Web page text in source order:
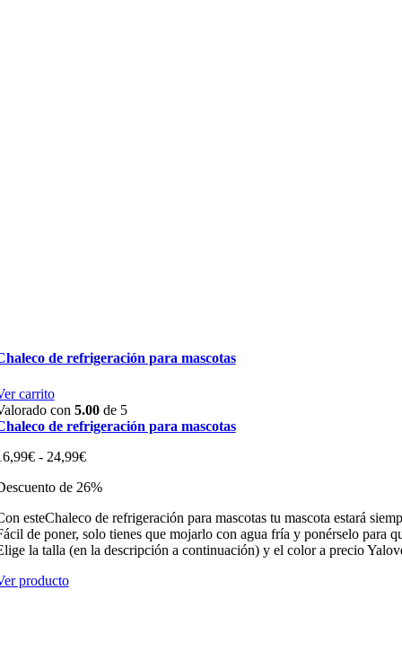
de refrigeración para mascotas
carrito
con 5.00de 5
de refrigeración para mascotas
€ - 24,99€Rango
precios:
16,99€
hasta
24,99€
de 26%
esteChaleco de refrigeración para mascotas tu mascota estará
de poner, solo tienes que mojarlo con agua fría y ponérselo para
la talla (en la descripción a continuación) y el color a precio
producto